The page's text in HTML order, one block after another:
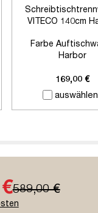
auswählen
VITECO 140cm
Farbe
Harbor
Weißaluminium
Länge:
1400mm
169,00 €
589,00 €